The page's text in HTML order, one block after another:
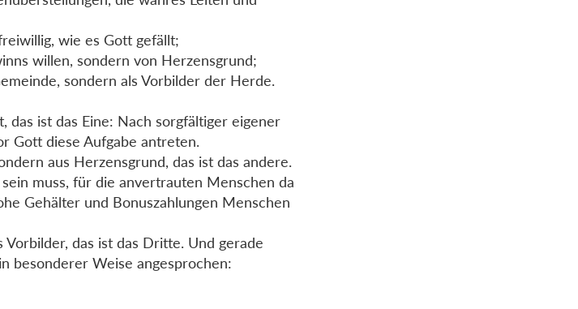
wie es Gott gefällt;
willen, sondern von Herzensgrund;
sondern als Vorbilder der Herde.
das ist das Eine: Nach sorgfältiger eigener
Gott diese Aufgabe antreten.
aus Herzensgrund, das ist das andere.
muss, für die anvertrauten Menschen da
Gehälter und Bonuszahlungen Menschen
das ist das Dritte. Und gerade
besonderer Weise angesprochen: